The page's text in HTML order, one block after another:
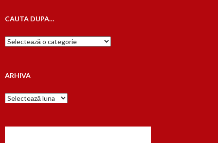
CAUTA DUPA…
Cauta
dupa…
ARHIVA
Arhiva